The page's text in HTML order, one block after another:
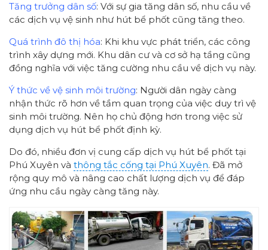
Tăng trưởng dân số: Với sự gia tăng dân số, nhu cầu về
các dịch vụ vệ sinh như hút bể phốt cũng tăng theo.
Quá trình đô thị hóa: Khi khu vực phát triển, các công
trình xây dựng mới. Khu dân cư và cơ sở hạ tầng cũng
đồng nghĩa với việc tăng cường nhu cầu về dịch vụ này.
Ý thức về vệ sinh môi trường: Người dân ngày càng
nhận thức rõ hơn về tầm quan trọng của việc duy trì vệ
sinh môi trường. Nên họ chủ động hơn trong việc sử
dụng dịch vụ hút bể phốt định kỳ.
Do đó, nhiều đơn vị cung cấp dịch vụ hút bể phốt tại
Phú Xuyên và thông tắc cống tại Phú Xuyên. Đã mở
rộng quy mô và nâng cao chất lượng dịch vụ để đáp
ứng nhu cầu ngày càng tăng này.